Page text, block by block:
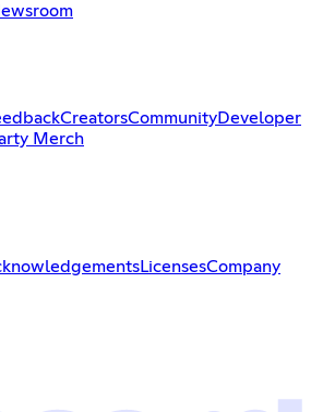
CreatorsCommunityDeveloper
Merch
LicensesCompany